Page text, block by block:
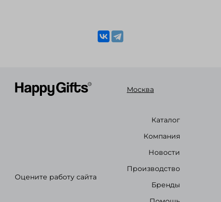
Оцените работу сайта
Москва
Каталог
Компания
Новости
Производство
Бренды